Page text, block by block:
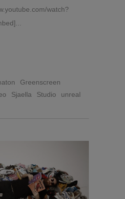
watch?
Greenscreen
Sjaella Studio unreal